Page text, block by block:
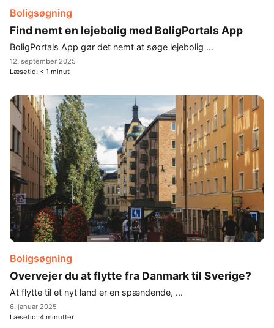
Boligsøgning
Find nemt en lejebolig med BoligPortals App
BoligPortals App gør det nemt at søge lejebolig ...
12. september 2025
Læsetid: < 1 minut
Boligsøgning
Overvejer du at flytte fra Danmark til Sverige?
At flytte til et nyt land er en spændende, ...
6. januar 2025
Læsetid: 4 minutter